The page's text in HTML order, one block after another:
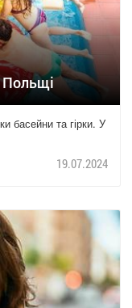
Польщі
басейни та гірки. У
19.07.2024